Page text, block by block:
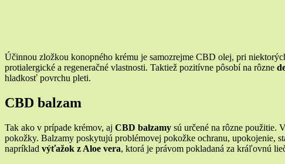
Účinnou zložkou konopného krému je samozrejme CBD olej, pri
protialergické a regeneračné vlastnosti. Taktiež pozitívne pôsobí na rôzne
hladkosť povrchu pleti.
CBD balzam
Tak ako v prípade krémov, aj CBD balzamy sú určené na rôzne použitie.
pokožky. Balzamy poskytujú problémovej pokožke ochranu, upokojenie,
napríklad výťažok z Aloe vera, ktorá je právom pokladaná za kráľovnú